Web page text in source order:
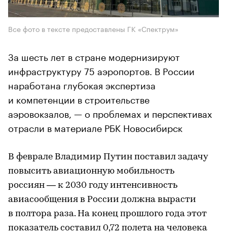
Все фото в тексте предоставлены ГК «Спектрум»
За шесть лет в стране модернизируют
инфраструктуру 75 аэропортов. В России
наработана глубокая экспертиза
и компетенции в строительстве
аэровокзалов, — о проблемах и перспективах
отрасли в материале РБК Новосибирск
В феврале Владимир Путин поставил задачу
повысить авиационную мобильность
россиян — к 2030 году интенсивность
авиасообщения в России должна вырасти
в полтора раза. На конец прошлого года этот
показатель составил 0,72 полета на человека